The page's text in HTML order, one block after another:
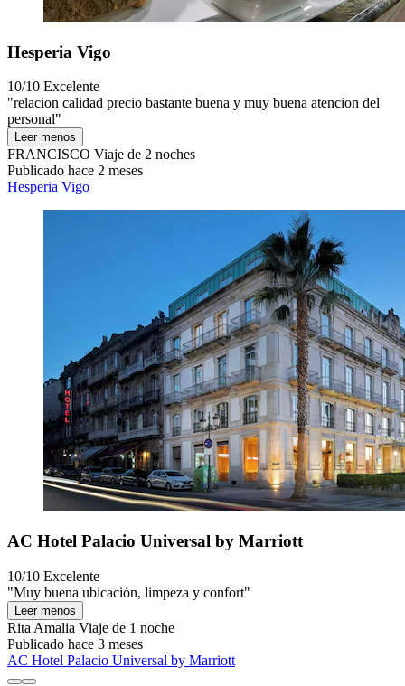
Hesperia Vigo
10/10 Excelente
"relacion calidad precio bastante buena y muy buena atencion del
personal"
Leer menos
FRANCISCO Viaje de 2 noches
Publicado hace 2 meses
Hesperia Vigo
AC Hotel Palacio Universal by Marriott
10/10 Excelente
"Muy buena ubicación, limpeza y confort"
Leer menos
Rita Amalia Viaje de 1 noche
Publicado hace 3 meses
AC Hotel Palacio Universal by Marriott